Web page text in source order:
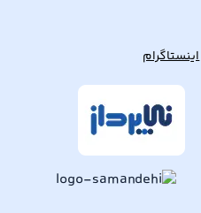
اینستاگرام